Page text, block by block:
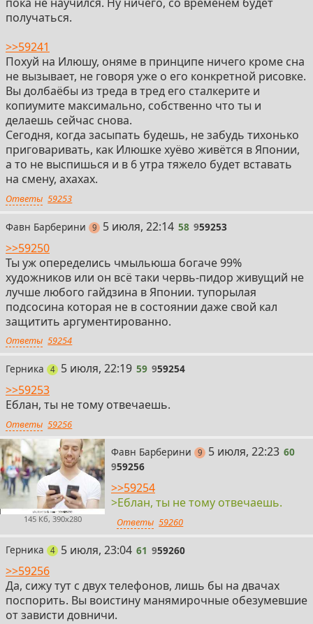
получаться.
>>59241
Похуй на Илюшу, оняме в принципе ничего кроме сна
не вызывает, не говоря уже о его конкретной рисовке.
Вы долбаёбы из треда в тред его сталкерите и
копиумите максимально, собственно что ты и
делаешь сейчас снова.
Сегодня, когда засыпать будешь, не забудь тихонько
приговаривать, как Илюшке хуёво живётся в Японии,
а то не выспишься и в 6 утра тяжело будет вставать
на смену, ахахах.
Ответы 59253
Фавн Барберини 9постов
58
5 июля, 22:14 58 959253
>>59250
Ты уж опеределись чмыльюша богаче 99%
художников или он всё таки червь-пидор живущий не
лучше любого гайдзина в Японии. тупорылая
подсосина которая не в состоянии даже свой кал
защитить аргументированно.
Ответы 59254
Герника 4поста
59
5 июля, 22:19 59 959254
>>59253
Еблан, ты не тому отвечаешь.
Ответы 59256
145 Кб, 390x280
Фавн Барберини 9постов
60
5 июля, 22:23 60
959256
>>59254
>Еблан, ты не тому отвечаешь.
Ответы 59260
Герника 4поста
61
5 июля, 23:04 61 959260
>>59256
Да, сижу тут с двух телефонов, лишь бы на двачах
поспорить. Вы воистину манямирочные обезумевшие
от зависти довничи.